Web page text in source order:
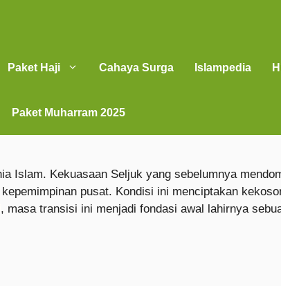
Paket Haji Cahaya Surga Islampedia
Paket Muharram 2025
Islam. Kekuasaan Seljuk yang sebelumnya
pusat. Kondisi ini menciptakan
, masa transisi ini menjadi fondasi awal lahirnya